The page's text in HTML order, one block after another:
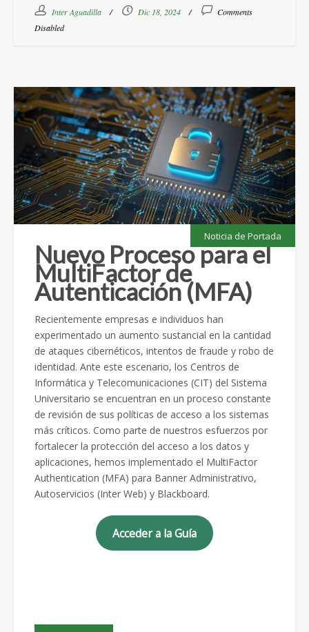
Inter Aguadilla Dic 18, 2024
Comments
Disabled
Noticia de Portada
Nuevo Proceso para el
MultiFactor de
Autenticación (MFA)
Recientemente empresas e individuos han
experimentado un aumento sustancial en la cantidad
de ataques cibernéticos, intentos de fraude y robo de
identidad. Ante este escenario, los Centros de
Informática y Telecomunicaciones (CIT) del Sistema
Universitario se encuentran en un proceso constante
de revisión de sus políticas de acceso a los sistemas
más críticos. Como parte de nuestros esfuerzos por
fortalecer la protección del acceso a los datos y
aplicaciones, hemos implementado el MultiFactor
Authentication (MFA) para Banner Administrativo,
Autoservicios (Inter Web) y Blackboard.
Acceder a la Guía